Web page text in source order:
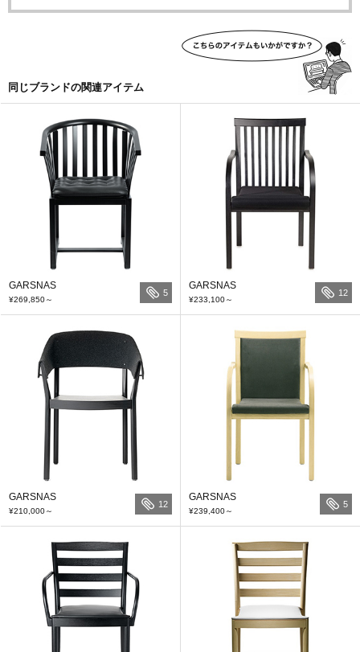
同じブランドの関連アイテム
GARSNAS
¥269,850～
5
GARSNAS
¥233,100～
12
GARSNAS
¥210,000～
12
GARSNAS
¥239,400～
5